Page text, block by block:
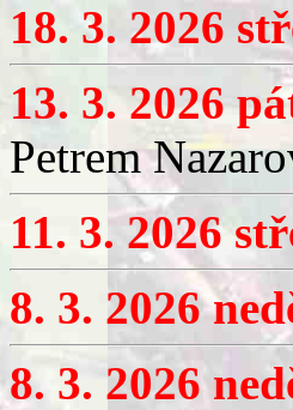
18. 3. 2026
13. 3. 2026
Petrem
11. 3. 2026
8. 3. 2026
8. 3. 2026